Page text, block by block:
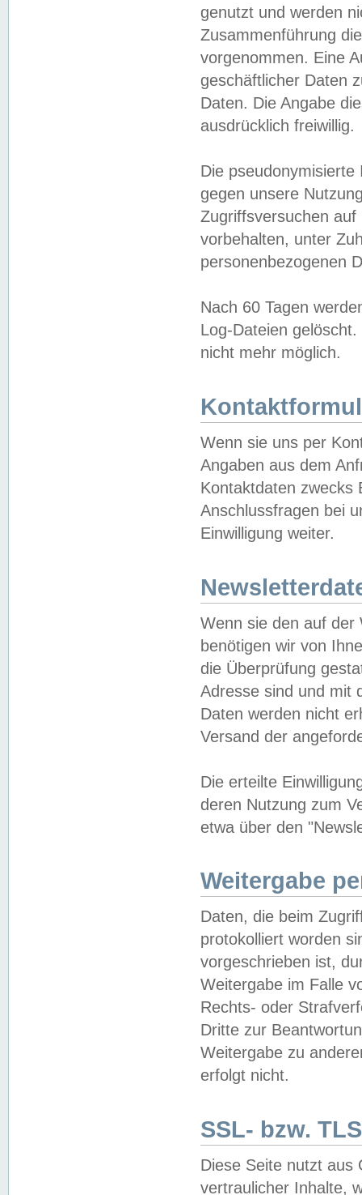
genutzt und werden
Zusammenführung
vorgenommen. Eine
geschäftlicher Daten
Daten. Die Angabe
ausdrücklich freiwillig.
Die
gegen unsere
Zugriffsversuchen
vorbehalten, unter
personenbezogenen
Nach 60 Tagen
Log-Dateien
nicht mehr möglich.
Wenn sie uns per
Angaben aus dem
Kontaktdaten zwecks
Anschlussfragen bei
Einwilligung weiter.
Wenn sie den auf der
benötigen wir von
die Überprüfung
Adresse sind und mit
Daten werden nicht
Versand der
Die erteilte
deren Nutzung zum
etwa über den
Weitergabe
Daten, die beim
protokolliert worden
vorgeschrieben ist,
Weitergabe im Falle
Rechts- oder
Dritte zur
Weitergabe zu
erfolgt nicht.
SSL- bzw.
Diese Seite nutzt aus
vertraulicher Inhalte,